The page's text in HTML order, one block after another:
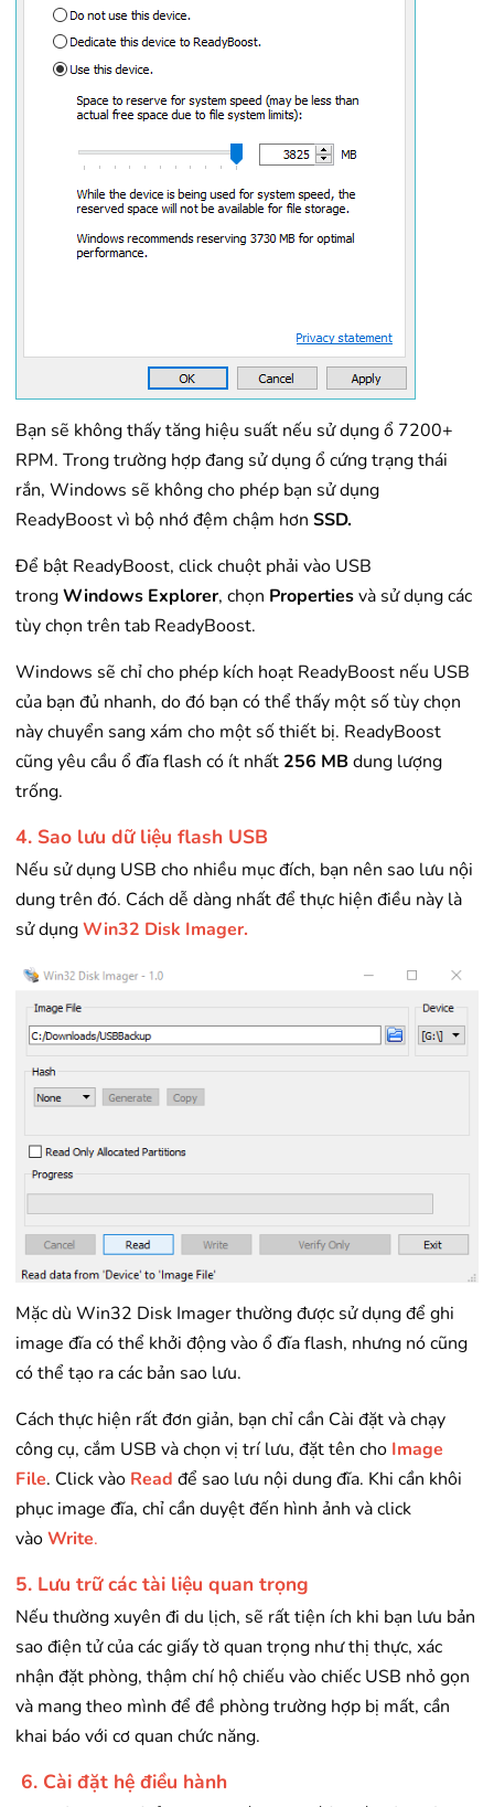
Bạn sẽ không thấy tăng hiệu suất nếu sử dụng ổ 7200+
RPM. Trong trường hợp đang sử dụng ổ cứng trạng thái
rắn, Windows sẽ không cho phép bạn sử dụng
ReadyBoost vì bộ nhớ đệm chậm hơn SSD.
Để bật ReadyBoost, click chuột phải vào USB
trongWindows Explorer, chọn Propertiesvà sử dụng các
tùy chọn trên tab ReadyBoost.
Windows sẽ chỉ cho phép kích hoạt ReadyBoost nếu USB
của bạn đủ nhanh, do đó bạn có thể thấy một số tùy chọn
này chuyển sang xám cho một số thiết bị. ReadyBoost
cũng yêu cầu ổ đĩa flash có ít nhất 256 MBdung lượng
trống.
4. Sao lưu dữ liệu flash USB
Nếu sử dụng USB cho nhiều mục đích, bạn nên sao lưu nội
dung trên đó. Cách dễ dàng nhất để thực hiện điều này là
sử dụngWin32 Disk Imager.
Mặc dù Win32 Disk Imager thường được sử dụng để ghi
image đĩa có thể khởi động vào ổ đĩa flash, nhưng nó cũng
có thể tạo ra các bản sao lưu.
Cách thực hiện rất đơn giản, bạn chỉ cần Cài đặt và chạy
công cụ, cắm USB và chọn vị trí lưu, đặt tên cho Image
File. Click vào Read để sao lưu nội dung đĩa. Khi cần khôi
phục image đĩa, chỉ cần duyệt đến hình ảnh và click
vàoWrite.
5. Lưu trữ các tài liệu quan trọng
Nếu thường xuyên đi du lịch, sẽ rất tiện ích khi bạn lưu bản
sao điện tử của các giấy tờ quan trọng như thị thực, xác
nhận đặt phòng, thậm chí hộ chiếu vào chiếc USB nhỏ gọn
và mang theo mình để đề phòng trường hợp bị mất, cần
khai báo với cơ quan chức năng.
6. Cài đặt hệ điều hành